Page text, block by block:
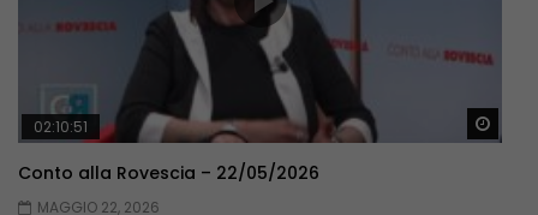
02:10:51
Conto alla Rovescia – 22/05/2026
MAGGIO 22, 2026